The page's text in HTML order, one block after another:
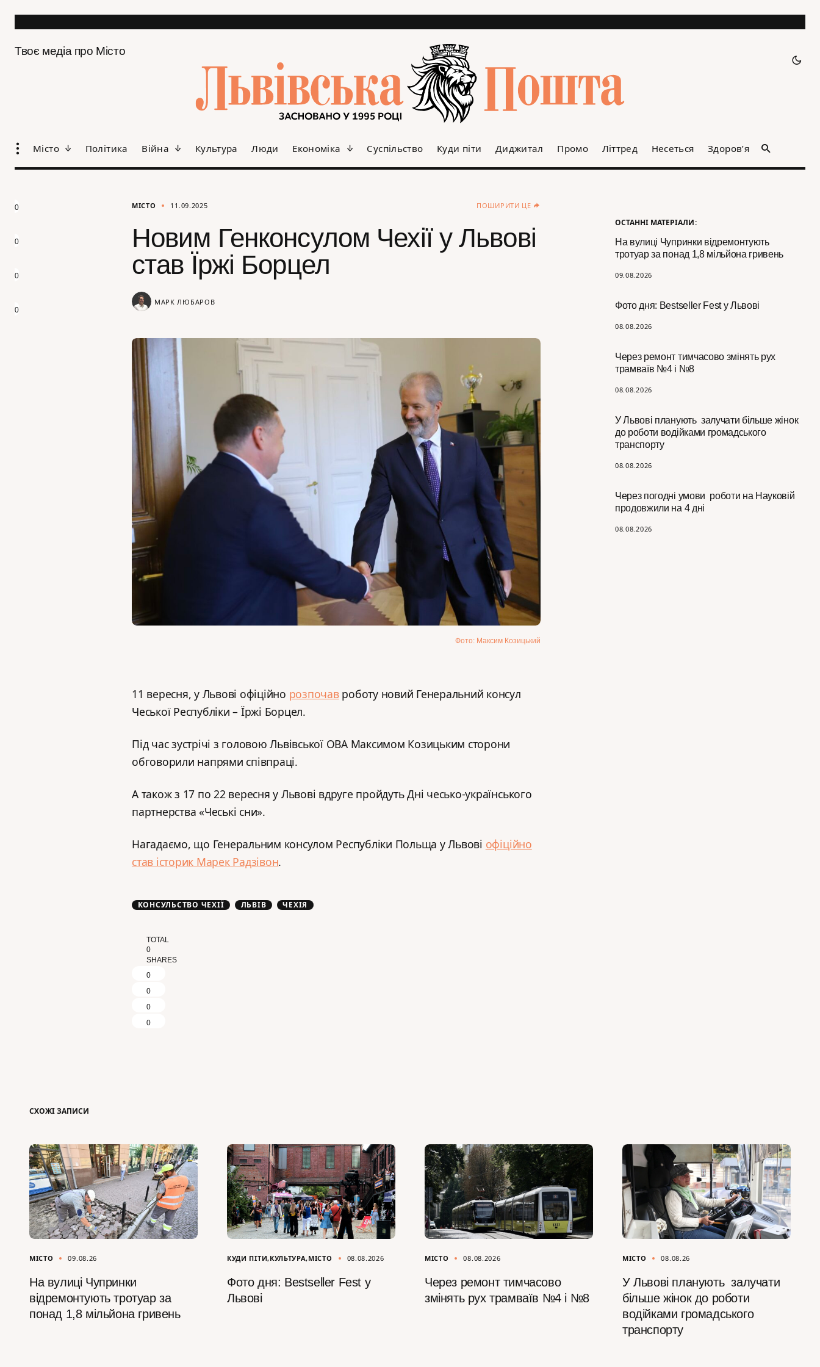
Твоє медіа про Місто
Місто Політика Війна Культура Люди Економіка Суспільство Куди піти Диджитал Промо Літтред Несеться Здоров’я
ОСТАННІ МАТЕРІАЛИ:
На вулиці Чупринки відремонтують
тротуар за понад 1,8 мільйона гривень
09.08.2026
Фото дня: Bestseller Fest у Львові
08.08.2026
Через ремонт тимчасово змінять рух
трамваїв №4 і №8
08.08.2026
У Львові планують залучати більше жінок
до роботи водійками громадського
транспорту
08.08.2026
Через погодні умови роботи на Науковій
продовжили на 4 дні
08.08.2026
МІСТО 11.09.2025 ПОШИРИТИ ЦЕ
Новим Генконсулом Чехії у Львові
став Їржі Борцел
МАРК ЛЮБАРОВ
Фото: Максим Козицький
11 вересня, у Львові офіційно розпочавроботу новий Генеральний консул
Чеської Республіки – Їржі Борцел.
Під час зустрічі з головою Львівської ОВА Максимом Козицьким сторони
обговорили напрями співпраці.
А також з 17 по 22 вересня у Львові вдруге пройдуть Дні чесько-українського
партнерства «Чеські сни».
Нагадаємо, що Генеральним консулом Республіки Польща у Львові офіційно
став історик Марек Радзівон.
КОНСУЛЬСТВО ЧЕХІЇ ЛЬВІВ ЧЕХІЯ
TOTAL
0
SHARES
0
0
0
0
0
0
0
0
СХОЖІ ЗАПИСИ
МІСТО 09.08.26
На вулиці Чупринки
відремонтують тротуар за
понад 1,8 мільйона гривень
КУДИ ПІТИ КУЛЬТУРА МІСТО 08.08.2026
Фото дня: Bestseller Fest у
Львові
МІСТО 08.08.2026
Через ремонт тимчасово
змінять рух трамваїв №4 і №8
МІСТО 08.08.26
У Львові планують залучати
більше жінок до роботи
водійками громадського
транспорту